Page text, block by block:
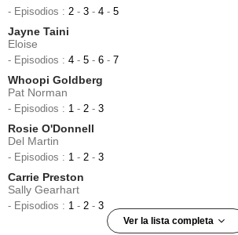
- Episodios : 2 - 3 - 4 - 5
Jayne Taini
Eloise
- Episodios : 4 - 5 - 6 - 7
Whoopi Goldberg
Pat Norman
- Episodios : 1 - 2 - 3
Rosie O'Donnell
Del Martin
- Episodios : 1 - 2 - 3
Carrie Preston
Sally Gearhart
- Episodios : 1 - 2 - 3
Ver la lista completa